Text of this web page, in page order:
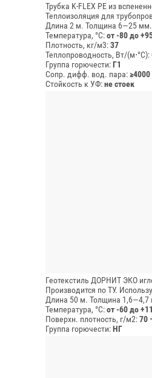
Трубка K-FLEX PE из
Теплоизоляция для
Длина 2 м. Толщина 6—25 мм.
Температура, °C:от -80 до
Плотность, кг/м3:37
Теплопроводность, Вт/(м⋅°С):
Группа горючести:Г1
Сопр. дифф. вод. пара:≥4000
Стойкость к УФ:не стоек
Геотекстиль ДОРНИТ ЭКО
Производится по ТУ.
Длина 50 м. Толщина 1,6—4,7
Температура, °C:от -60 до
Поверхн. плотность, г/м2:70
Группа горючести:НГ